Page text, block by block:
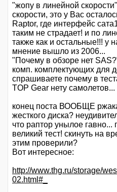
"жопу в линейной
скорости, это у Вас
Raptor, где интерфейс
таким не страдает! и по
также как и остальные!!! у
мнение вышло из 2006...
"Почему в обзоре нет
комп. комплектующих для
спрашиваете почему в
TOP Gear нету самолетов...
конец поста ВООБЩЕ
жесткого диска?
что раптор унылое гавно...
великий тест! скинуть на
этим проверили?
Вот интересное:
http://www.thg.ru/storage/
02.html#_